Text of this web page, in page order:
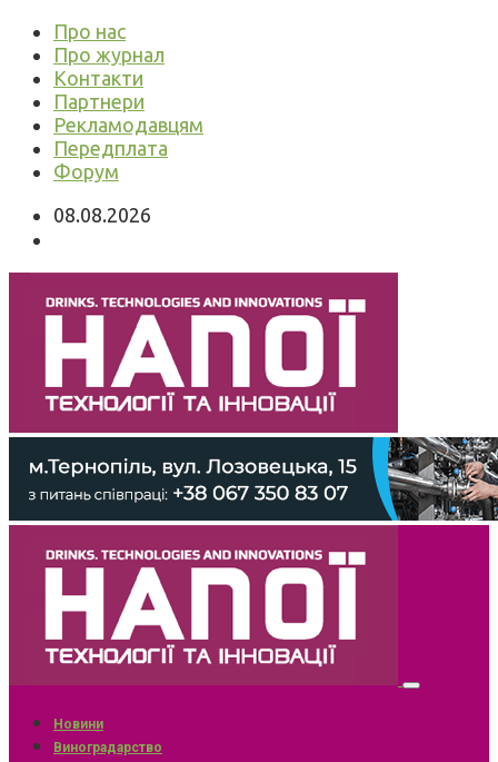
Про нас
Про журнал
Контакти
Партнери
Рекламодавцям
Передплата
Форум
08.08.2026
Новини
Виноградарство